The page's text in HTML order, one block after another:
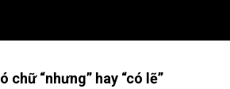
“nhưng” hay “có lẽ”